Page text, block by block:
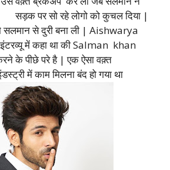
पर सो रहे लोगो को कुचल दिया |
सलमान से दुरी बना ली | Aishwarya
में कहा था की Salman khan
के पीछे परे है | एक ऐसा वक़्त
में काम मिलना बंद हो गया था